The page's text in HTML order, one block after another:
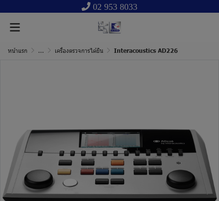
02 953 8033
หน้าแรก ... เครื่องตรวจการได้ยิน Interacoustics AD226